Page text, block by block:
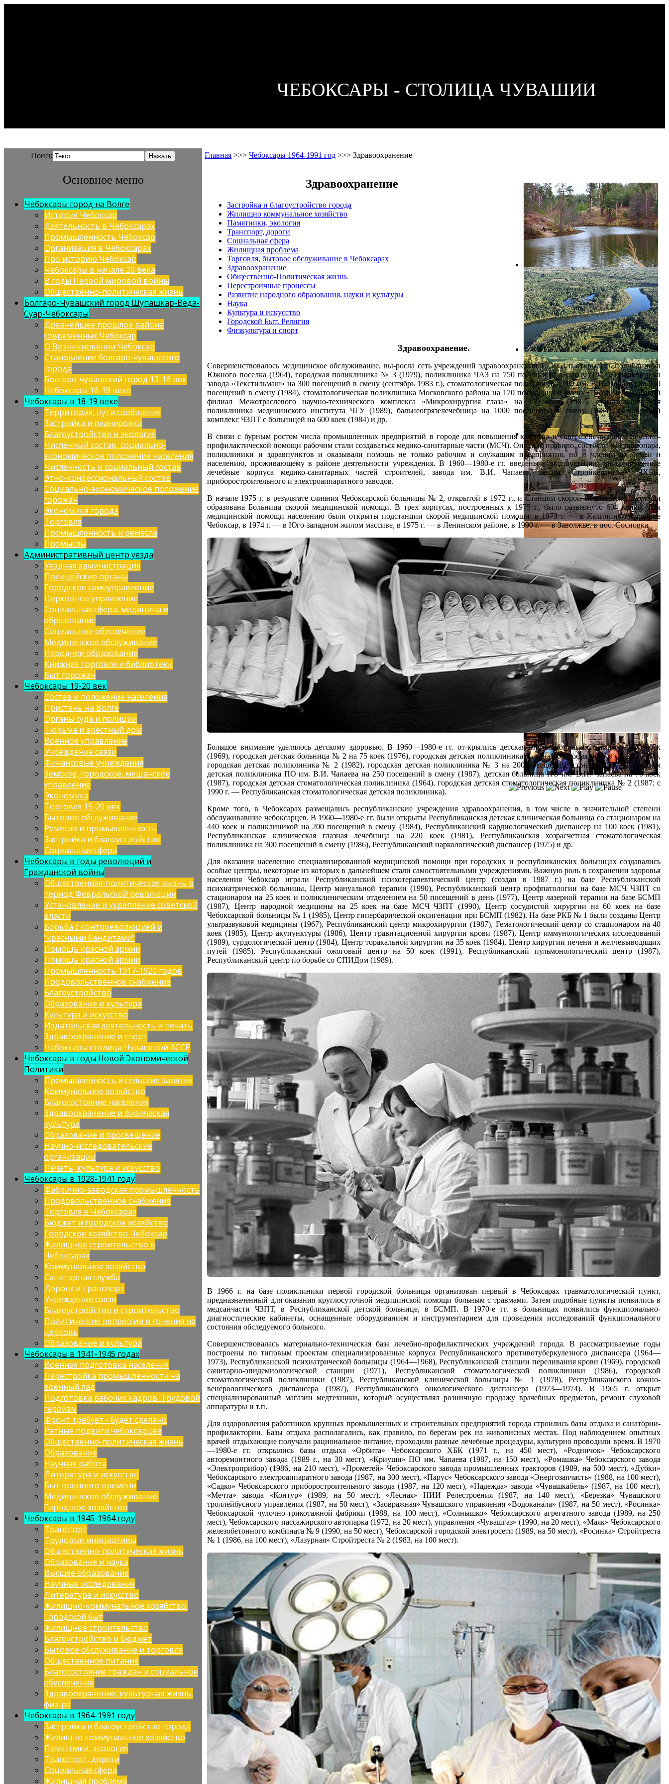
ЧЕБОКСАРЫ - СТОЛИЦА ЧУВАШИИ
Поиск
Основное меню
Чебоксары город на Волге
История Чебоксар
Деятельность в Чебоксарах
Промышленность Чебоксар
Организация в Чебоксарах
Про историю Чебоксар
Чебоксары в начале 20 века
В годы Первой мировой войны
Общественно-политическая жизнь
Болгаро-Чувашский город Шупашкар-Веда-
Суар-Чебоксары
Древнейшее прошлое района
современных Чебоксар
О Возникновении Чебоксар
Становление болгаро-чувашского
города
Болгаро-чувашский город 13-16 век
Чебоксары 16-18 веке
Чебоксары в 18-19 веке
Территория, пути сообщения
Застройка и планировка
Благоустройство и экология
Численный состав, социально-
экономическое положение населения
Численность и социальный состав
Этно-конфессиональный состав
Социально-экономическое положение
горожан
Экономика города
Торговля
Промышленность и ремёсла
Промыслы
Административный центр уезда
Уездная администрация
Полицейские органы
Городское самоуправление
Церковное управление
Социальная сфера, медицина и
образование
Социальное обеспечение
Медицинское обслуживание
Народное образование
Книжная торговля и библиотеки
Быт горожан
Чебоксары 19-20 век
Состав и положение населения
Пристань на Волге
Органы суда и полиции
Тюрьма и арестный дом
Военное управление
Учреждение связи
Финансовые учреждения
Земское, городское, мещанское
управление
Экономика
Торговля 19-20 век
Бытовое обслуживание
Ремесло и промышленность
Застройка и благоустройство
Социальная сфера
Чебоксары в годы революций и
Гражданской войны
Общественная-политическая жизнь в
период Февральской революции
Установление и укрепление советской
власти
Борьба с контрреволюцией и
"красными бандитами"
Помощь красной армии
Помощь красной армии
Промышленность 1917-1920 годов
Продовольственное снабжение
Благоустройство
Образование и культура
Культура и искусство
Издательская деятельность и печать
Здравоохранение и спорт
Чебоксары столица Чувашской АССР
Чебоксары в годы Новой Экономической
Политики
Промышленность и сельские занятия
Коммунальное хозяйство
Благосостояние населения
Здравоохранение и физическая
культура
Образование и просвещение
Научно-исследовательские
организации
Печать, культура и искусство
Чебоксары в 1928-1941 году
Фабрично-заводская промышленность
Продовольственное снабжение
Торговля в Чебоксарах
Бюджет и городское хозяйство
Городское хозяйство Чебоксар
Жилищное строительство в
Чебоксарах
Коммунальное хозяйство
Санитарная служба
Дороги и транспорт
Учреждение связи
Благоустройство и строительство
Политические репрессии и гонения на
церковь
Образование и культура
Чебоксары в 1941-1945 годах
Военная подготовка населения
Перестройка промышленности на
военный лад
Подготовка рабочих кадров. Трудовой
героизм
Фронт требует - будет сделано
Ратные подвиги чебоксарцев
Общественно-политическая жизнь
Образование
Научная работа
Литература и искусство
Быт военного времени
Медицинское обслуживание.
Городское хозяйство
Чебоксары в 1945-1964 году
Транспорт
Трудовые инициативы
Общественно-политическая жизнь
Образование и наука
Высшее образование
Научные исследования
Литература и искусство
Жилищно-коммунальное хозяйство.
Городской быт
Жилищное строительство
Благоустройство и бюджет
Бытовое обслуживание и торговля
Общественное питание
Благосостояние граждан и социальное
обеспечение
Здравоохранение, культурная жизнь,
физ-ра
Чебоксары в 1964-1991 году
Застройка и благоустройство города
Жилищно коммунальное хозяйство
Памятники, экология
Транспорт, дороги
Социальная сфера
Жилищная проблема
Главная >>>Чебоксары 1964-1991 год >>>Здравоохранение
Здравоохранение
Застройка и благоустройство города
Жилищно коммунальное хозяйство
Памятники, экология
Транспорт, дороги
Социальная сфера
Жилищная проблема
Торговля, бытовое обслуживание в Чебоксарах
Здравоохранение
Общественно-Политическая жизнь
Перестроичные процессы
Развитие народного образования, науки и культуры
Наука
Культура и искусство
Городской Быт. Религия
Физкультура и спорт
Здравоохранение.
Совершенствовалось медицинское обслуживание, вы-росла сеть учреждений здравоохранения. С 1964 г. открылись поликлиника
Южного поселка (1964), городская поликлиника № 3 (1979), поликлиника ЧАЗ на 750 посещений в смену (1972), поликлиника
завода «Текстильмаш» на 300 посещений в смену (сентябрь 1983 г.), стоматологическая поликлиника ПО им. В.И. Чапаева на 250
посещений в смену (1984), стоматологическая поликлиника Московского района на 170 посещений в смену (1976), Чебоксарский
филиал Межотраслевого научно-технического комплекса «Микрохирургия глаза» на 150 коек (1987), стоматологическая
поликлиника медицинского института ЧГУ (1989), бальнеогрязелечебница на 1000 посещений в смену (1984), больничный
комплекс ЧЗПТ с больницей на 600 коек (1984) и др.
В связи с бурным ростом числа промышленных предприятий в городе для повышения качества и совершенствования лечебно-
профилактической помощи рабочим стали создаваться медико-санитарные части (МСЧ). Они, как правило, состояли из стационара,
поликлиники и здравпунктов и оказывали помощь не только рабочим и служащим предприятия, но и членам их семей и
населению, проживающему в районе деятельности учреждения. В 1960—1980-е гг. введены в эксплуатацию многочисленные
лечебные корпуса медико-санитарных частей строителей, завода им. В.И. Чапаева, завода «Стройкерамика», ЧХБК,
приборостроительного и электроаппаратного заводов.
В начале 1975 г. в результате слияния Чебоксарской больницы № 2, открытой в 1972 г., и Станции скорой медицинской помощи
образована Больница скорой медицинской помощи. В трех корпусах, построенных к 1975 г., было развернуто 604 койки. Для
медицинской помощи населению были открыты подстанции скорой медицинской помощи: в 1973 г. — в Калининском районе
Чебоксар, в 1974 г. — в Юго-западном жилом массиве, в 1975 г. — в Ленинском районе, в 1990 г. — в Заволжье, в пос. Сосновка.
Большое внимание уделялось детскому здоровью. В 1960—1980-е гг. от-крылись детская инфекционная больница на 100 коек
(1969), городская детская больница № 2 на 75 коек (1976), городская детская поликлиника № 1 на 500 посещений в смену (1981),
городская детская поликлиника № 2 (1982), городская детская поликлиника № 3 на 200 посещений в смену (1987), городская
детская поликлиника ПО им. В.И. Чапаева на 250 посещений в смену (1987), детская больница ПО им. В.И. Чапаева на 70 коек
(1987), городская детская стоматологическая поликлиника (1964), городская детская стоматологическая поликлиника № 2 (1987; с
1990 г. — Республиканская стоматологическая детская поликлиника).
Кроме того, в Чебоксарах размещались республиканские учреждения здравоохранения, в том числе в значительной степени
обслуживавшие чебоксарцев. В 1960—1980-е гг. были открыты Республиканская детская клиническая больница со стационаром на
440 коек и поликлиникой на 200 посещений в смену (1984), Республиканский кардиологический диспансер на 100 коек (1981),
Республиканская клиническая глазная лечебница на 220 коек (1981), Республиканская хозрасчетная стоматологическая
поликлиника на 300 посещений в смену (1986), Республиканский наркологический диспансер (1975) и др.
Для оказания населению специализированной медицинской помощи при городских и республиканских больницах создавались
особые центры, некоторые из которых в дальнейшем стали самостоятельными учреждениями. Важную роль в сохранении здоровья
населения Чебоксар играли Республиканский психотерапевтический центр (создан в 1987 г.) на базе Республиканской
психиатрической больницы, Центр мануальной терапии (1990), Республиканский центр профпатологии на базе МСЧ ЧЗПТ со
стационаром на 25 коек и поликлиническим отделением на 50 посещений в день (1977), Центр лазерной терапии на базе БСМП
(1987), Центр народной медицины на 25 коек на базе МСЧ ЧЗПТ (1990), Центр сосудистой хирургии на 60 коек на базе
Чебоксарской больницы № 1 (1985), Центр гипербарической оксигенации при БСМП (1982). На базе РКБ № 1 были созданы Центр
ультразвуковой медицины (1967), Республиканский центр микрохирургии (1987), Гематологический центр со стационаром на 40
коек (1985), Центр акупунктуры (1986), Центр гравитационной хирургии крови (1987), Центр иммунологических исследований
(1989), сурдологический центр (1984), Центр торакальной хирургии на 35 коек (1984), Центр хирургии печени и желчевыводящих
путей (1985), Республиканский ожоговый центр на 50 коек (1991), Республиканский пульмонологический центр (1987),
Республиканский центр по борьбе со СПИДом (1989).
В 1966 г. на базе поликлиники первой городской больницы организован первый в Чебоксарах травматологический пункт,
предназначенный для оказания круглосуточной медицинской помощи больным с травмами. Затем подобные пункты появились в
медсанчасти ЧЗПТ, в Республиканской детской больнице, в БСМП. В 1970-е гг. в больницах появились функционально-
диагностические кабинеты, оснащенные оборудованием и инструментарием для проведения исследований функционального
состояния обследуемого больного.
Совершенствовалась материально-техническая база лечебно-профилактических учреждений города. В рассматриваемые годы
построены по типовым проектам специализированные корпуса Республиканского противотуберкулезного диспансера (1964—
1973), Республиканской психиатрической больницы (1964—1968), Республиканской станции переливания крови (1969), городской
санитарно-эпидемиологической станции (1971), Республиканской стоматологической поликлиники (1986), городской
стоматологической поликлиники (1987), Республиканской клинической больницы № 1 (1978), Республиканского кожно-
венерологического диспансера (1987), Республиканского онкологического диспансера (1973—1974). В 1965 г. открыт
специализированный магазин медтехники, который осуществлял розничную продажу врачебных предметов, ремонт слуховой
аппаратуры и т.п.
Для оздоровления работников крупных промышленных и строительных предприятий города строились базы отдыха и санатории-
профилактории. Базы отдыха располагались, как правило, по берегам рек на живописных местах. Под наблюдением опытных
врачей отдыхающие получали рациональное питание, проходили разные лечебные процедуры, культурно проводили время. В 1970
—1980-е гг. открылись базы отдыха «Орбита» Чебоксарского ХБК (1971 г., на 450 мест), «Родничок» Чебоксарского
авторемонтного завода (1989 г., на 30 мест), «Криуши» ПО им. Чапаева (1987, на 150 мест), «Ромашка» Чебоксарского завода
«Электроприбор) (1986, на 210 мест), «Прометей» Чебоксарского завода промышленных тракторов (1989, на 500 мест), «Дубки»
Чебоксарского электроаппаратного завода (1987, на 300 мест), «Парус» Чебоксарского завода «Энергозапчасть» (1988, на 100 мест),
«Садко» Чебоксарского приборостроительного завода (1987, на 120 мест), «Надежда» завода «Чувашкабель» (1987, на 100 мест),
«Мечта» завода «Контур» (1989, на 50 мест), «Лесная» НИИ Релестроения (1987, на 140 мест), «Березка» Чувашского
троллейбусного управления (1987, на 50 мест), «Заовражная» Чувашского управления «Водоканала» (1987, на 50 мест), «Росинка»
Чебоксарской чулочно-трикотажной фабрики (1988, на 100 мест), «Солнышко» Чебоксарского агрегатного завода (1989, на 250
мест), Чебоксарского пассажирского автопарка (1972, на 20 мест), управления «Чувашгаз» (1990, на 20 мест), «Маяк» Чебоксарского
железобетонного комбината № 9 (1990, на 50 мест), Чебоксарской городской электросети (1989, на 50 мест), «Росинка» Стройтреста
№ 1 (1986, на 100 мест), «Лазурная» Стройтреста № 2 (1983, на 100 мест).